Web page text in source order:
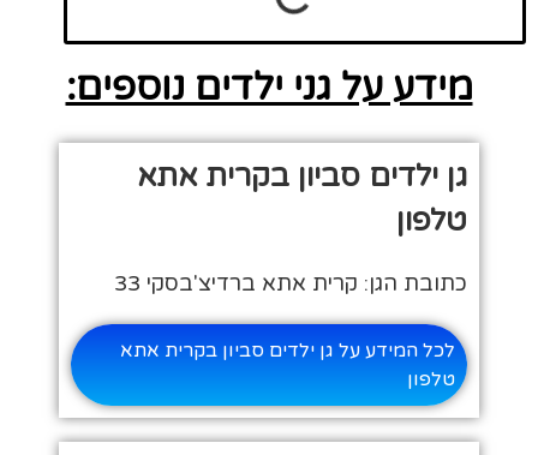
מידע על גני ילדים נוספים:
גן ילדים סביון בקרית אתא
טלפון
כתובת הגן: קרית אתא ברדיצ'בסקי 33
לכל המידע על גן ילדים סביון בקרית אתא
טלפון